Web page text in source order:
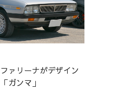
ァリーナがデザイン
ガンマ」